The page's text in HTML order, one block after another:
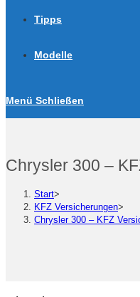
Tipps
Modelle
Menü Schließen
Chrysler 300 –
Start>
KFZ Versicherungen>
Chrysler 300 – KFZ